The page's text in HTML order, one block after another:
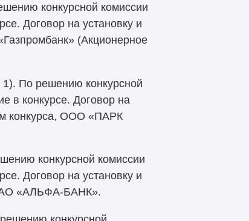
конкурсной комиссии
Договор на установку и
(Акционерное
По решению конкурсной
в конкурсе. Договор на
конкурса, ООО «ПАРК
конкурсной комиссии
Договор на установку и
АО «АЛЬФА-БАНК».